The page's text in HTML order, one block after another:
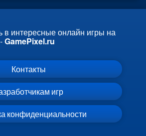
в интересные онлайн игры на
GamePixel.ru
Контакты
игр
конфиденциальности